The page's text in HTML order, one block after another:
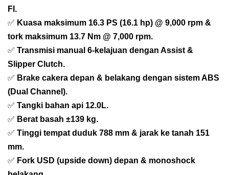
FI.
✅ Kuasa maksimum 16.3 PS (16.1 hp) @ 9,000 rpm &
tork maksimum 13.7 Nm @ 7,000 rpm.
✅ Transmisi manual 6-kelajuan dengan Assist &
Slipper Clutch.
✅ Brake cakera depan & belakang dengan sistem ABS
(Dual Channel).
✅ Tangki bahan api 12.0L.
✅ Berat basah ±139 kg.
✅ Tinggi tempat duduk 788 mm & jarak ke tanah 151
mm.
✅ Fork USD (upside down) depan & monoshock